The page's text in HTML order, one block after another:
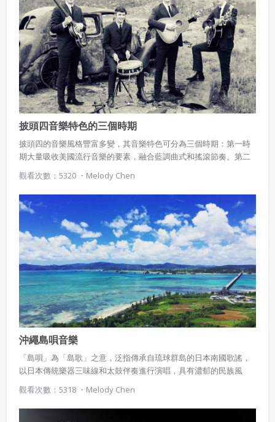
過的小提琴演出。
披頭四音樂特色的三個時期
披頭四的音樂風格豐富多變，其音樂特色可分為三個時期：第一時
期大量吸收美國流行音樂的要素，融合藍調曲式和搖滾節奏。第二
時期則呈現多樣的實驗風格，包含藍調、爵士樂、電子音樂、印度
音樂及管弦樂的元素。第三時期創作更具深度，並嘗試結合不同的
樂器，展現返璞歸真的音樂風格。
觀看次數：5320 ・ Melody Chen
沖繩島唄音樂
「島唄」為「島歌」之意，泛指傳承自琉球群島的日本南國歌謠，
以日本傳統樂器三味線和太鼓伴奏進行演唱，具有濃郁的民族風
觀看次數：5318 ・ Melody Chen